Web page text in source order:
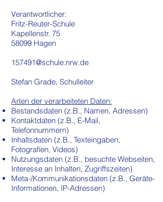
Verantwortlicher:
Fritz-Reuter-Schule
Kapellenstr. 75
58099 Hagen
157491@schule.nrw.de
Stefan Grade, Schulleiter
Arten der verarbeiteten Daten:
Bestandsdaten (z.B., Namen, Adressen)
Kontaktdaten (z.B., E-Mail,
Telefonnummern)
Inhaltsdaten (z.B., Texteingaben,
Fotografien, Videos)
Nutzungsdaten (z.B., besuchte Webseiten,
Interesse an Inhalten, Zugriffszeiten)
Meta-/Kommunikationsdaten (z.B., Geräte-
Informationen, IP-Adressen)